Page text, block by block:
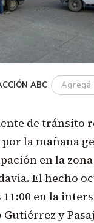
ABC Agregá
de tránsito
por la mañana
en la
El hecho
en la
y